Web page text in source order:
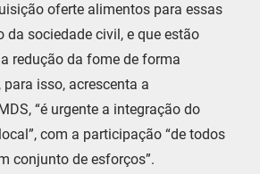
oferte alimentos para essas
da sociedade civil, e que estão
redução da fome de forma
isso, acrescenta a
“é urgente a integração do
com a participação “de todos
conjunto de esforços”.